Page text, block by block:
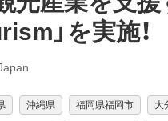
」を実施！
沖縄県 福岡県福岡市 大